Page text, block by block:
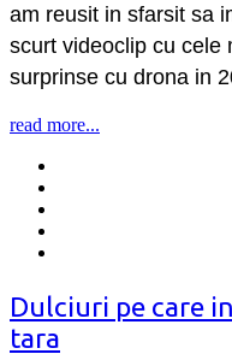
am reusit in sfarsit sa
scurt videoclip cu cele
surprinse cu drona in
read more...
Dulciuri pe care
tara